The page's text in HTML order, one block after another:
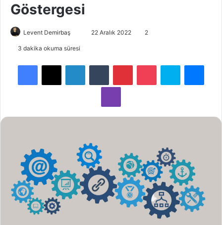
Göstergesi
Levent Demirbaş
s
g
ö
d
22 Aralık 2022 2
3 dakika okuma süresi
Viber